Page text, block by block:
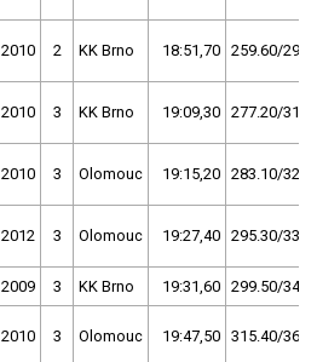
2010 2 KK Brno 18:51,70 259.60/29,8
2010 3 KK Brno 19:09,30 277.20/31,8
2010 3 Olomouc 19:15,20 283.10/32,5
2012 3 Olomouc 19:27,40 295.30/33,9
2009 3 KK Brno 19:31,60 299.50/34,3
2010 3 Olomouc 19:47,50 315.40/36,2